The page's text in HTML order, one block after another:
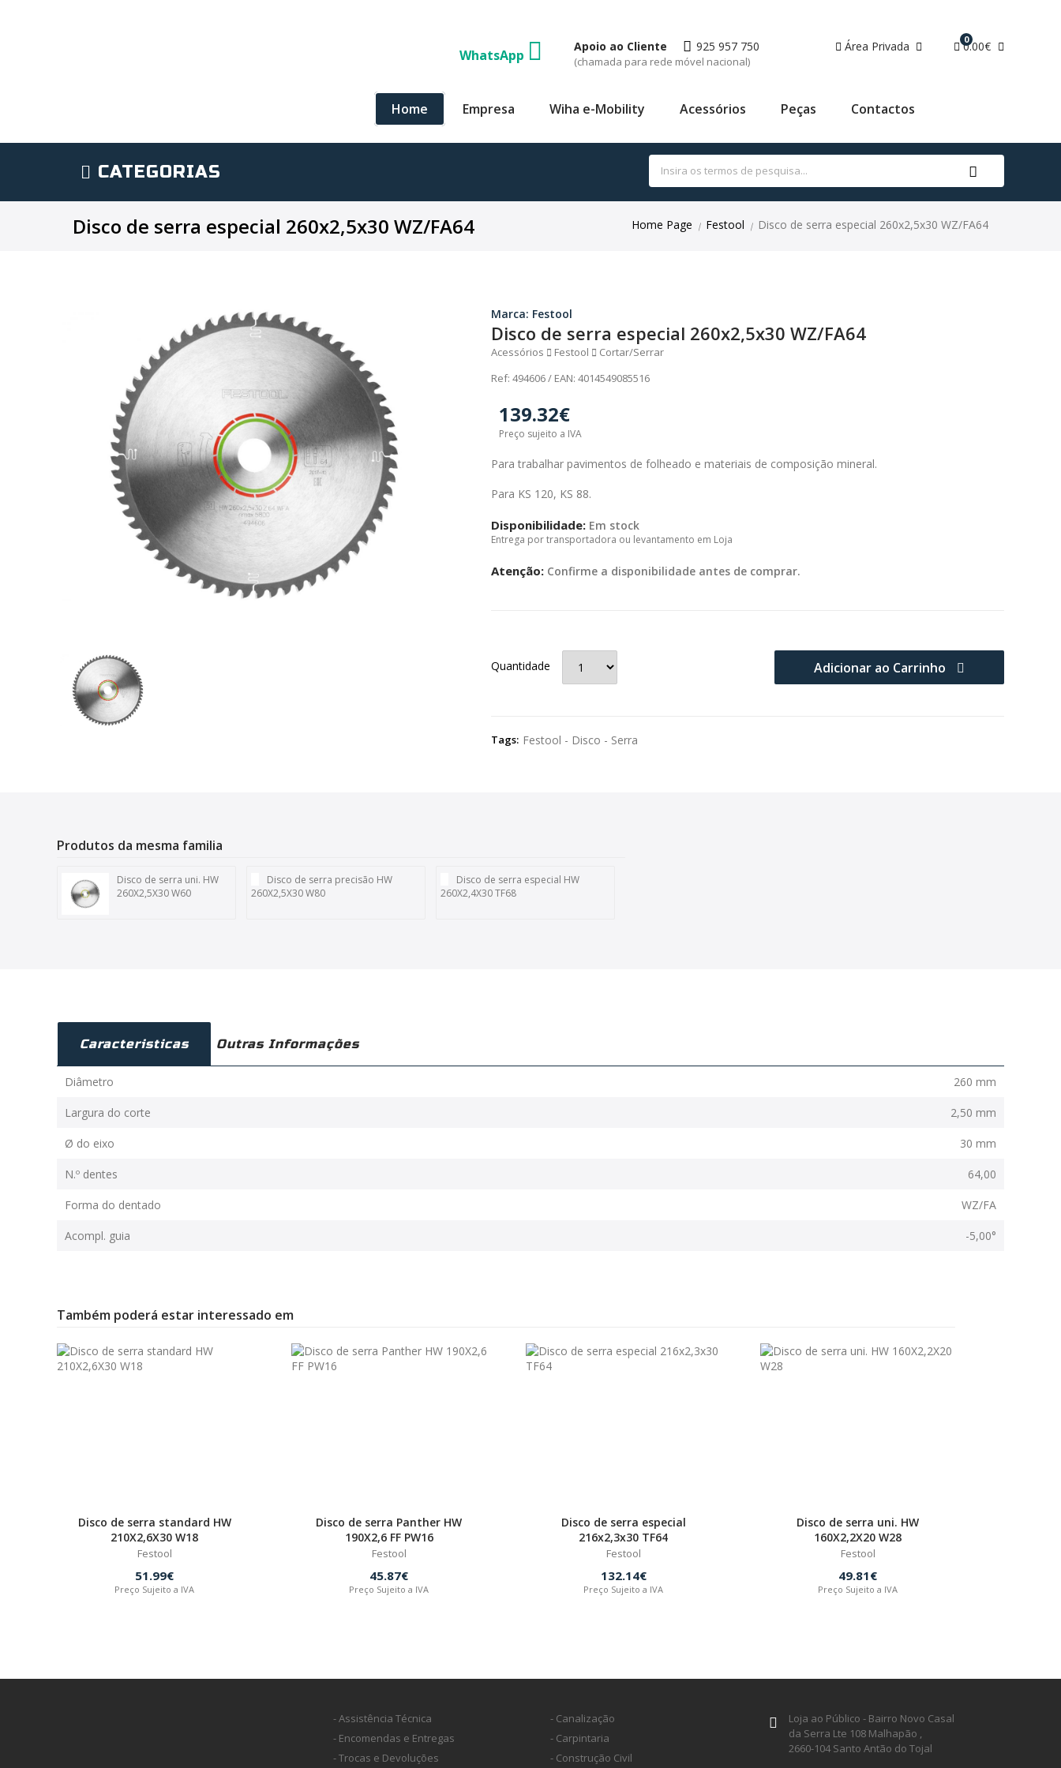
WhatsApp
Apoio ao Cliente 925 957 750
(chamada para rede móvel nacional)
Área Privada 0
0.00€
Home Empresa Wiha e-Mobility Acessórios Peças Contactos
CATEGORIAS
Home Page | Festool | Disco de serra especial 260x2,5x30 WZ/FA64
Disco de serra especial 260x2,5x30 WZ/FA64
Marca: Festool
Disco de serra especial 260x2,5x30 WZ/FA64
Acessórios Festool
Cortar/Serrar
Ref: 494606 / EAN: 4014549085516
139.32€
Preço sujeito a IVA
Para trabalhar pavimentos de folheado e materiais de composição mineral.
Para KS 120, KS 88.
Disponibilidade: Em stock
Entrega por transportadora ou levantamento em Loja
Atenção: Confirme a disponibilidade antes de comprar.
Quantidade Adicionar ao Carrinho
Tags: Festool - Disco - Serra
Produtos da mesma familia
Disco de serra uni. HW
260X2,5X30 W60
Disco de serra precisão HW
260X2,5X30 W80
Disco de serra especial HW
260X2,4X30 TF68
Caracteristicas Outras Informações
Diâmetro 260 mm
Largura do corte 2,50 mm
Ø do eixo 30 mm
N.º dentes 64,00
Forma do dentado WZ/FA
Acompl. guia -5,00°
Também poderá estar interessado em
Disco de serra standard HW
210X2,6X30 W18
Festool
51.99€
Preço Sujeito a IVA
Disco de serra Panther HW
190X2,6 FF PW16
Festool
45.87€
Preço Sujeito a IVA
Disco de serra especial
216x2,3x30 TF64
Festool
132.14€
Preço Sujeito a IVA
Disco de serra uni. HW
160X2,2X20 W28
Festool
49.81€
Preço Sujeito a IVA
- Assistência Técnica
- Encomendas e Entregas
- Trocas e Devoluções
- Canalização
- Carpintaria
- Construção Civil
Loja ao Público - Bairro Novo Casal
da Serra Lte 108 Malhapão ,
2660-104 Santo Antão do Tojal